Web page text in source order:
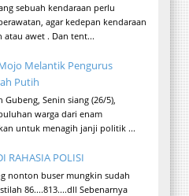
sebuah kendaraan perlu
agar kedepan kendaraan
atau awet . Dan tent...
Melantik Pengurus
Putih
Gubeng, Senin siang (26/5),
warga dari enam
untuk menagih janji politik ...
RAHASIA POLISI
nonton buser mungkin sudah
86....813....dll Sebenarnya